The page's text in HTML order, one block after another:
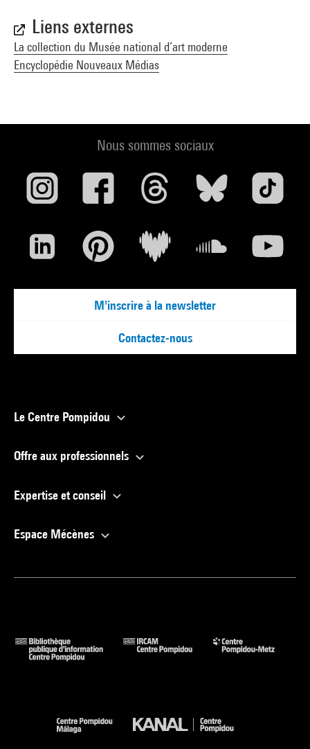
Liens externes
La collection du Musée national d’art moderne
Encyclopédie Nouveaux Médias
Nous sommes sociaux
M'inscrire à la newsletter
Contactez-nous
Le Centre Pompidou
Offre aux professionnels
Expertise et conseil
Espace Mécènes